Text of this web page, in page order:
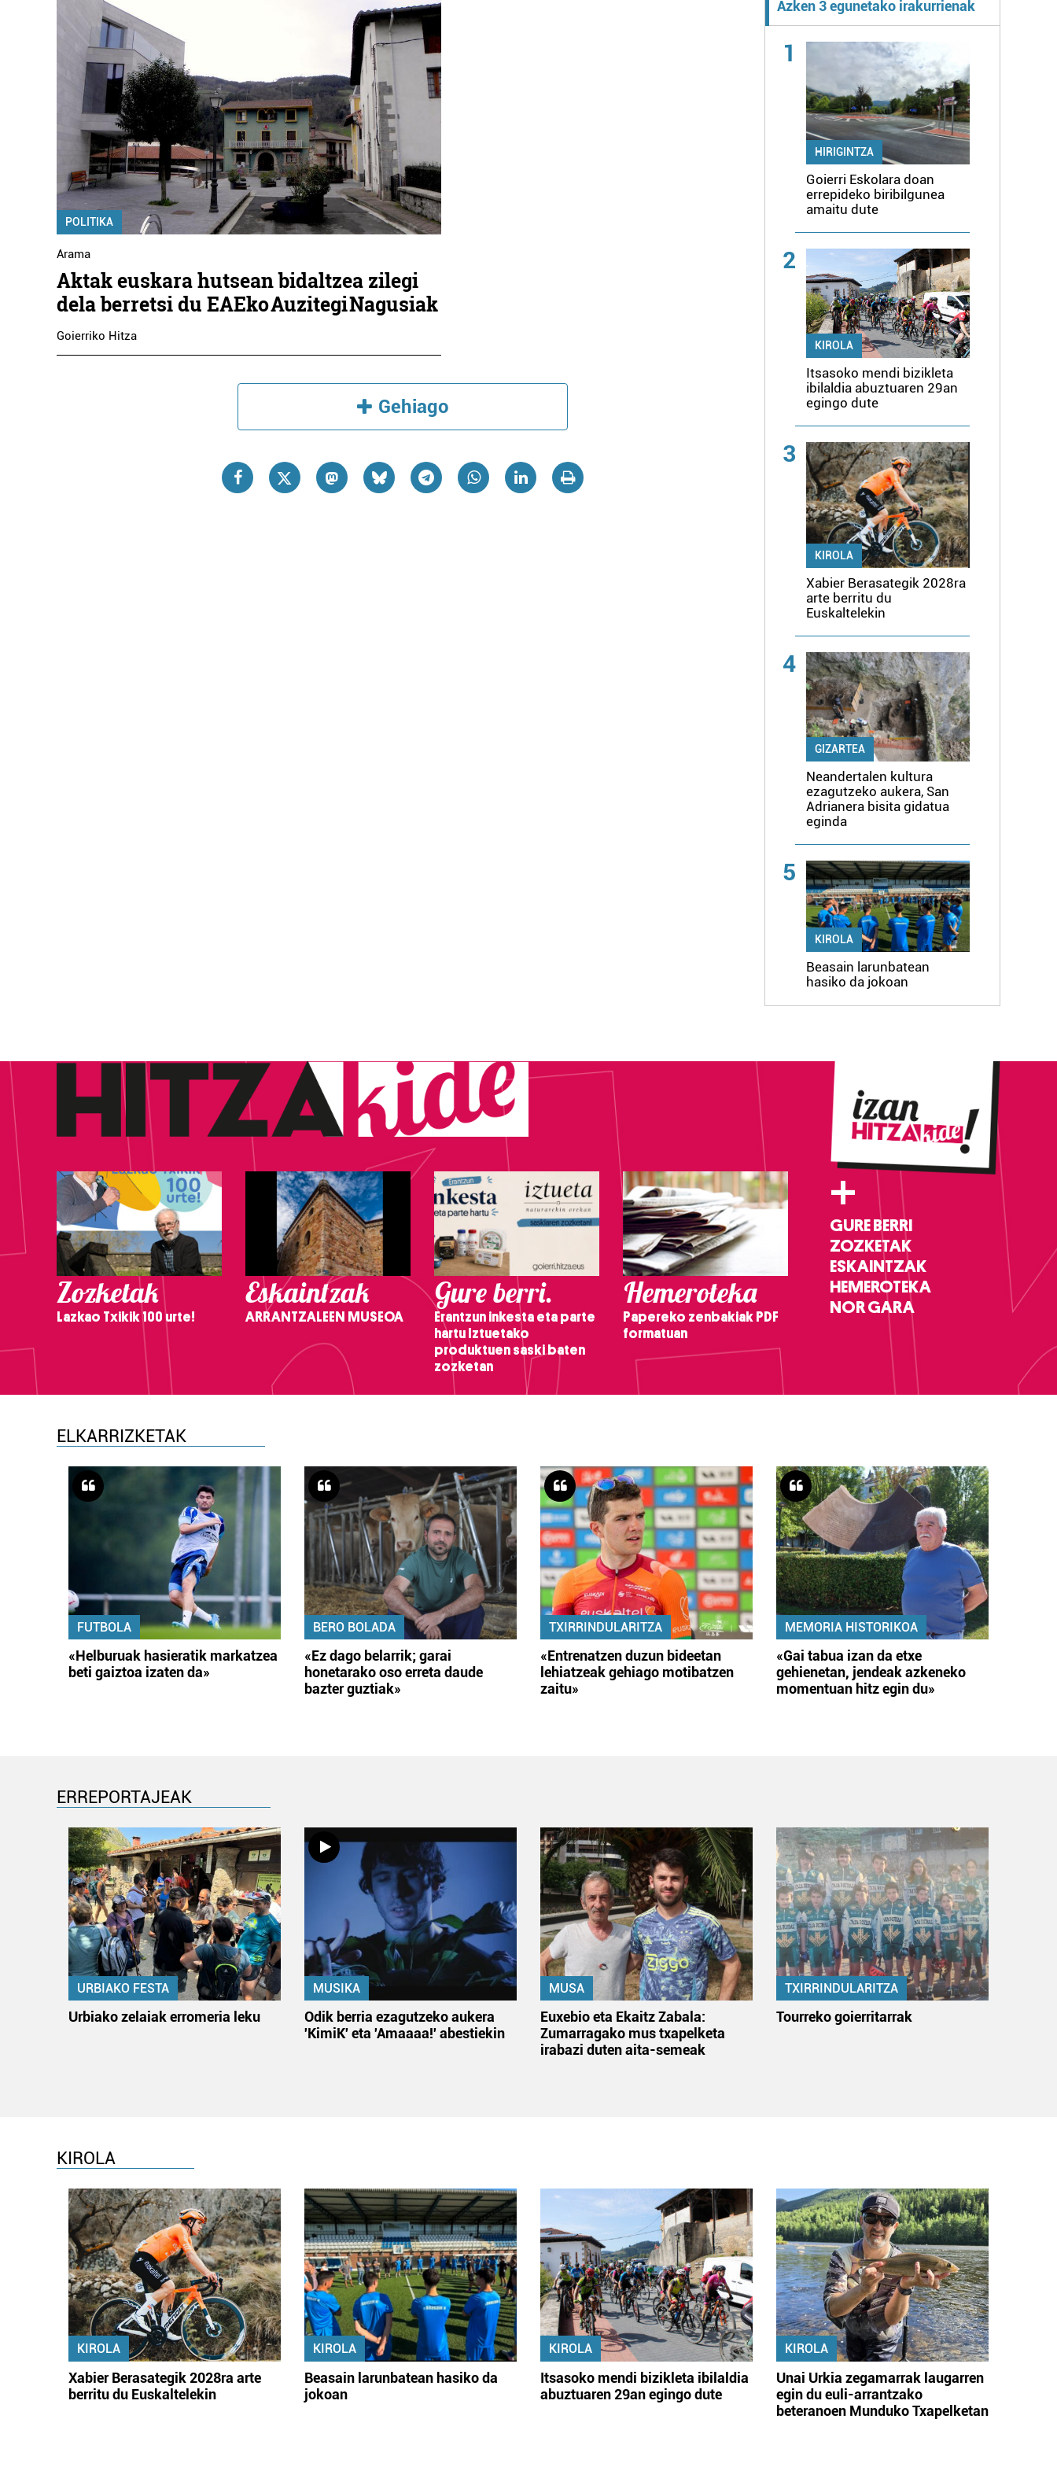
POLITIKA
Arama
Aktak euskara hutsean bidaltzea zilegi
dela berretsi du EAEko Auzitegi Nagusiak
Goierriko Hitza
Gehiago
Azken 3 egunetako irakurrienak
1
HIRIGINTZA
Goierri Eskolara doan
errepideko biribilgunea
amaitu dute
2
KIROLA
Itsasoko mendi bizikleta
ibilaldia abuztuaren 29an
egingo dute
3
KIROLA
Xabier Berasategik 2028ra
arte berritu du
Euskaltelekin
4
GIZARTEA
Neandertalen kultura
ezagutzeko aukera, San
Adrianera bisita gidatua
eginda
5
KIROLA
Beasain larunbatean
hasiko da jokoan
Zozketak
Lazkao Txikik 100 urte!
Eskaintzak
ARRANTZALEEN MUSEOA
Gure berri.
Erantzun inkesta eta parte
hartu Iztuetako
produktuen saski baten
zozketan
Hemeroteka
Papereko zenbakiak PDF
formatuan
+
GURE BERRI
ZOZKETAK
ESKAINTZAK
HEMEROTEKA
NOR GARA
ELKARRIZKETAK
FUTBOLA
«Helburuak hasieratik markatzea
beti gaiztoa izaten da»
BERO BOLADA
«Ez dago belarrik; garai
honetarako oso erreta daude
bazter guztiak»
TXIRRINDULARITZA
«Entrenatzen duzun bideetan
lehiatzeak gehiago motibatzen
zaitu»
MEMORIA HISTORIKOA
«Gai tabua izan da etxe
gehienetan, jendeak azkeneko
momentuan hitz egin du»
ERREPORTAJEAK
URBIAKO FESTA
Urbiako zelaiak erromeria leku
MUSIKA
Odik berria ezagutzeko aukera
'KimiK' eta 'Amaaaa!' abestiekin
MUSA
Euxebio eta Ekaitz Zabala:
Zumarragako mus txapelketa
irabazi duten aita-semeak
TXIRRINDULARITZA
Tourreko goierritarrak
KIROLA
KIROLA
Xabier Berasategik 2028ra arte
berritu du Euskaltelekin
KIROLA
Beasain larunbatean hasiko da
jokoan
KIROLA
Itsasoko mendi bizikleta ibilaldia
abuztuaren 29an egingo dute
KIROLA
Unai Urkia zegamarrak laugarren
egin du euli-arrantzako
beteranoen Munduko Txapelketan